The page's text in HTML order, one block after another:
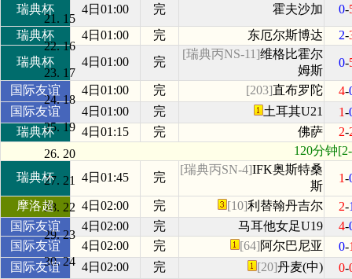
15
16
17
18
19
20
21
22
23
24
瑞典杯 4日01:00 完 霍夫沙加 0-
瑞典杯
4日01:00 完 东厄尔斯博达 2-
瑞典杯
4日01:00 完
[瑞典丙NS-11]维格比霍尔
姆斯
0-
国际友谊 4日01:00 完 [203]直布罗陀 4-
国际友谊
4日01:00 完 土耳其U21 1-
瑞典杯
4日01:15 完 佛萨 2-
120分钟
瑞典杯
4日01:45 完
[瑞典丙SN-4]IFK奥斯特桑
斯
1-
摩洛超 4日02:00 完 [10]利替翰丹吉尔 2-
国际友谊
4日02:00 完 马耳他女足U19 4-
国际友谊
4日02:00 完 [64]阿尔巴尼亚 0-
国际友谊
4日02:00 完 [20]丹麦(中) 0-